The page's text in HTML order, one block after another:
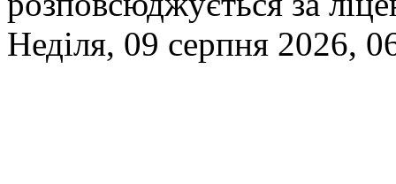
Неділя, 09 серпня 2026,